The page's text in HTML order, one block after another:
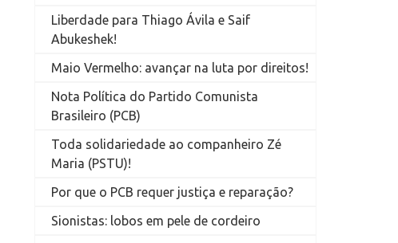
Liberdade para Thiago Ávila e Saif
Abukeshek!
Maio Vermelho: avançar na luta por direitos!
Nota Política do Partido Comunista
Brasileiro (PCB)
Toda solidariedade ao companheiro Zé
Maria (PSTU)!
Por que o PCB requer justiça e reparação?
Sionistas: lobos em pele de cordeiro